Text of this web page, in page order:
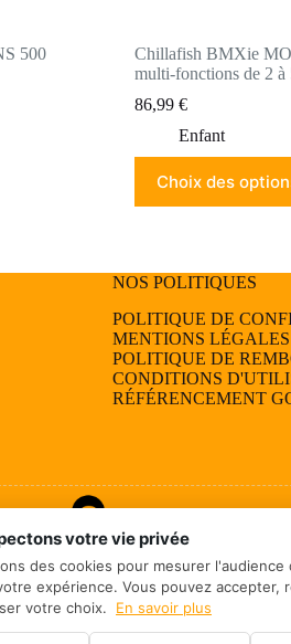
500
Chillafish BMXie
multi-fonctions de 2 à
86,99 €
Enfant
Choix des
produit
a
options
être
choisies
sur
la
page
NOS POLITIQUES
POLITIQUE DE
MENTIONS LÉGALES
POLITIQUE DE
CONDITIONS
RÉFÉRENCEMENT
votre vie privée
des cookies pour mesurer l'audience
expérience. Vous pouvez accepter,
votre choix.
En savoir plus